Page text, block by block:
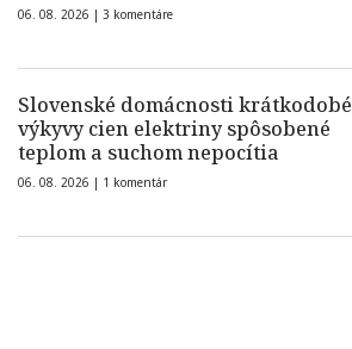
06. 08. 2026 | 3 komentáre
Slovenské domácnosti krátkodobé
výkyvy cien elektriny spôsobené
teplom a suchom nepocítia
06. 08. 2026 | 1 komentár